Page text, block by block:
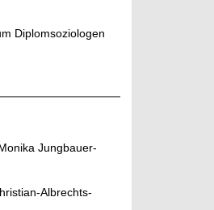
Diplomsoziologen
Jungbauer-
Albrechts-